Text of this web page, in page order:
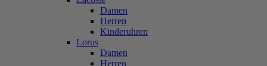
Damen
Herren
Kinderuhren
Lorus
Damen
Herren